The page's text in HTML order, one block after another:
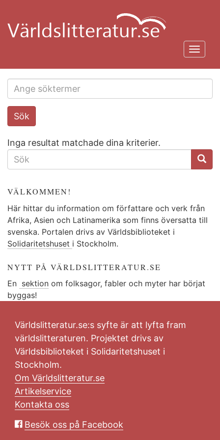
huvudinnehåll
Search
this
Sök
Inga resultat matchade dina kriterier.
SÖKFORMULÄR
VÄLKOMMEN!
Här hittar du information om författare och verk från
Afrika, Asien och Latinamerika som finns översatta till
svenska. Portalen drivs av Världsbiblioteket i
Solidaritetshuset i Stockholm.
NYTT PÅ VÄRLDSLITTERATUR.SE
En sektion om folksagor, fabler och myter har börjat
byggas!
Världslitteratur.se:s syfte är att lyfta fram
världslitteraturen. Projektet drivs av
Världsbiblioteket i Solidaritetshuset i
Stockholm.
Om Världslitteratur.se
Artikelservice
Kontakta oss
Besök oss på Facebook